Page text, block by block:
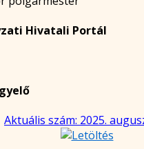
Hivatali Portál
Aktuális szám: 2025.